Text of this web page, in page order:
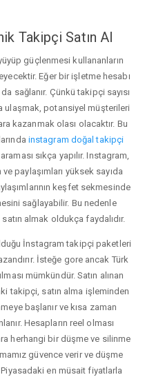
Takipçi Satın Al
güçlenmesi kullananların
Eğer bir işletme hesabı
sağlanır. Çünkü takipçi sayısı
ulaşmak, potansiyel müşterileri
kazanmak olası olacaktır. Bu
instagram doğal takipçi
sıkça yapılır. Instagram,
paylaşımları yüksek sayıda
keşfet sekmesinde
sağlayabilir. Bu nedenle
almak oldukça faydalıdır.
İnstagram takipçi paketleri
İsteğe gore ancak Türk
mümkündür. Satın alınan
takipçi, satın alma işleminden
başlanır ve kısa zaman
Hesapların reel olması
herhangi bir düşme ve silinme
güvence verir ve düşme
en müsait fiyatlarla